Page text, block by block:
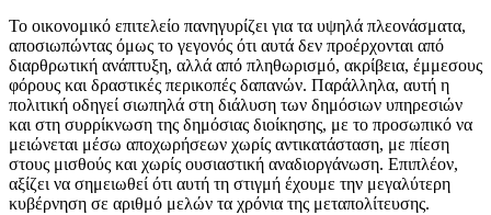
Το οικονομικό επιτελείο πανηγυρίζει για τα υψηλά πλεονάσματα,
αποσιωπώντας όμως το γεγονός ότι αυτά δεν προέρχονται από
διαρθρωτική ανάπτυξη, αλλά από πληθωρισμό, ακρίβεια, έμμεσους
φόρους και δραστικές περικοπές δαπανών. Παράλληλα, αυτή η
πολιτική οδηγεί σιωπηλά στη διάλυση των δημόσιων υπηρεσιών
και στη συρρίκνωση της δημόσιας διοίκησης, με το προσωπικό να
μειώνεται μέσω αποχωρήσεων χωρίς αντικατάσταση, με πίεση
στους μισθούς και χωρίς ουσιαστική αναδιοργάνωση. Επιπλέον,
αξίζει να σημειωθεί ότι αυτή τη στιγμή έχουμε την μεγαλύτερη
κυβέρνηση σε αριθμό μελών τα χρόνια της μεταπολίτευσης.